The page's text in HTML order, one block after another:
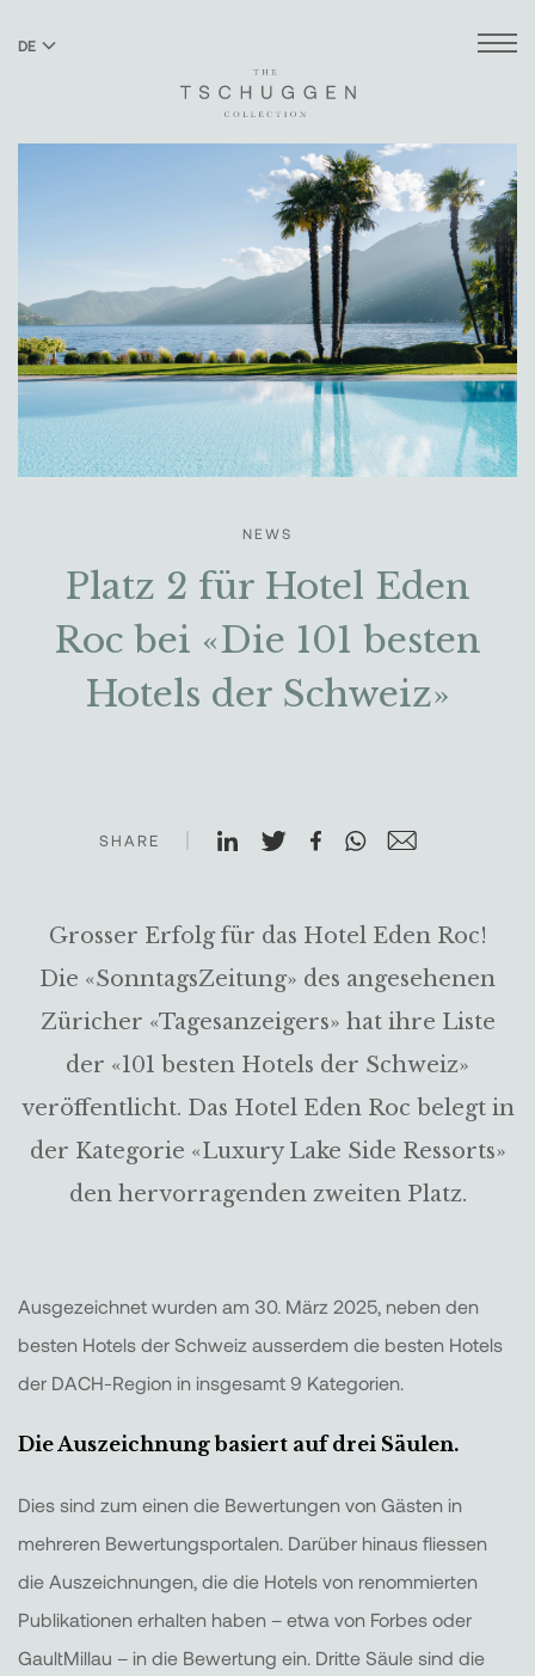
DE
NEWS
Platz 2 für Hotel Eden
Roc bei «Die 101 besten
Hotels der Schweiz»
SHARE
Grosser Erfolg für das Hotel Eden Roc!
Die «SonntagsZeitung» des angesehenen
Züricher «Tagesanzeigers» hat ihre Liste
der «101 besten Hotels der Schweiz»
veröffentlicht. Das Hotel Eden Roc belegt in
der Kategorie «Luxury Lake Side Ressorts»
den hervorragenden zweiten Platz.
Ausgezeichnet wurden am 30. März 2025, neben den
besten Hotels der Schweiz ausserdem die besten Hotels
der DACH-Region in insgesamt 9 Kategorien.
Die Auszeichnung basiert auf drei Säulen.
Dies sind zum einen die Bewertungen von Gästen in
mehreren Bewertungsportalen. Darüber hinaus fliessen
die Auszeichnungen, die die Hotels von renommierten
Publikationen erhalten haben – etwa von Forbes oder
GaultMillau – in die Bewertung ein. Dritte Säule sind die